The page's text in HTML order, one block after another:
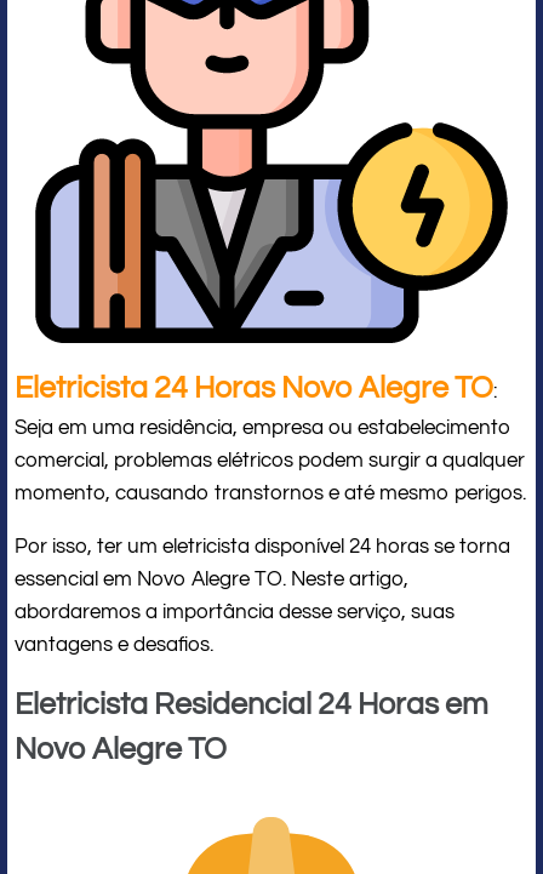
Eletricista 24 Horas Novo Alegre TO:
Seja em uma residência, empresa ou estabelecimento
comercial, problemas elétricos podem surgir a qualquer
momento, causando transtornos e até mesmo perigos.
Por isso, ter um eletricista disponível 24 horas se torna
essencial em Novo Alegre TO. Neste artigo,
abordaremos a importância desse serviço, suas
vantagens e desafios.
Eletricista Residencial 24 Horas em
Novo Alegre TO